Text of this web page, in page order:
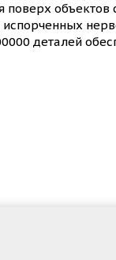
объектов
деталей